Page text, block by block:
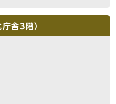
舎3階）